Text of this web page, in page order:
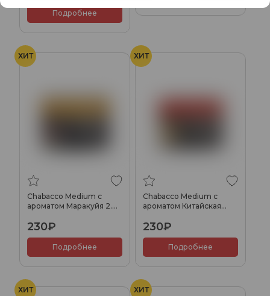
Подробнее
ХИТ
Chabacco Medium с
ароматом Маракуйя 2.0
230₽
Подробнее
ХИТ
Chabacco Medium с
ароматом Китайская
40гр.
230₽
Подробнее
ХИТ ХИТ